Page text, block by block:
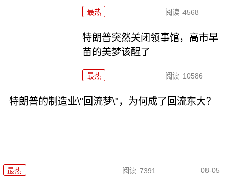
最热 阅读 4568
特朗普突然关闭领事馆，高市早
苗的美梦该醒了
最热 阅读 10586
特朗普的制造业\"回流梦\"，为何成了回流东大？
最热 阅读 7391 08-05